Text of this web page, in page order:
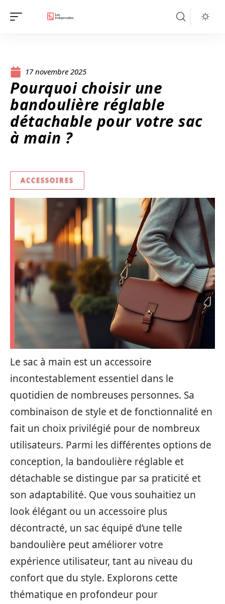
17 novembre 2025
Pourquoi choisir une
bandoulière réglable
détachable pour votre sac
à main ?
ACCESSOIRES
Le sac à main est un accessoire
incontestablement essentiel dans le
quotidien de nombreuses personnes. Sa
combinaison de style et de fonctionnalité en
fait un choix privilégié pour de nombreux
utilisateurs. Parmi les différentes options de
conception, la bandoulière réglable et
détachable se distingue par sa praticité et
son adaptabilité. Que vous souhaitiez un
look élégant ou un accessoire plus
décontracté, un sac équipé d’une telle
bandoulière peut améliorer votre
expérience utilisateur, tant au niveau du
confort que du style. Explorons cette
thématique en profondeur pour